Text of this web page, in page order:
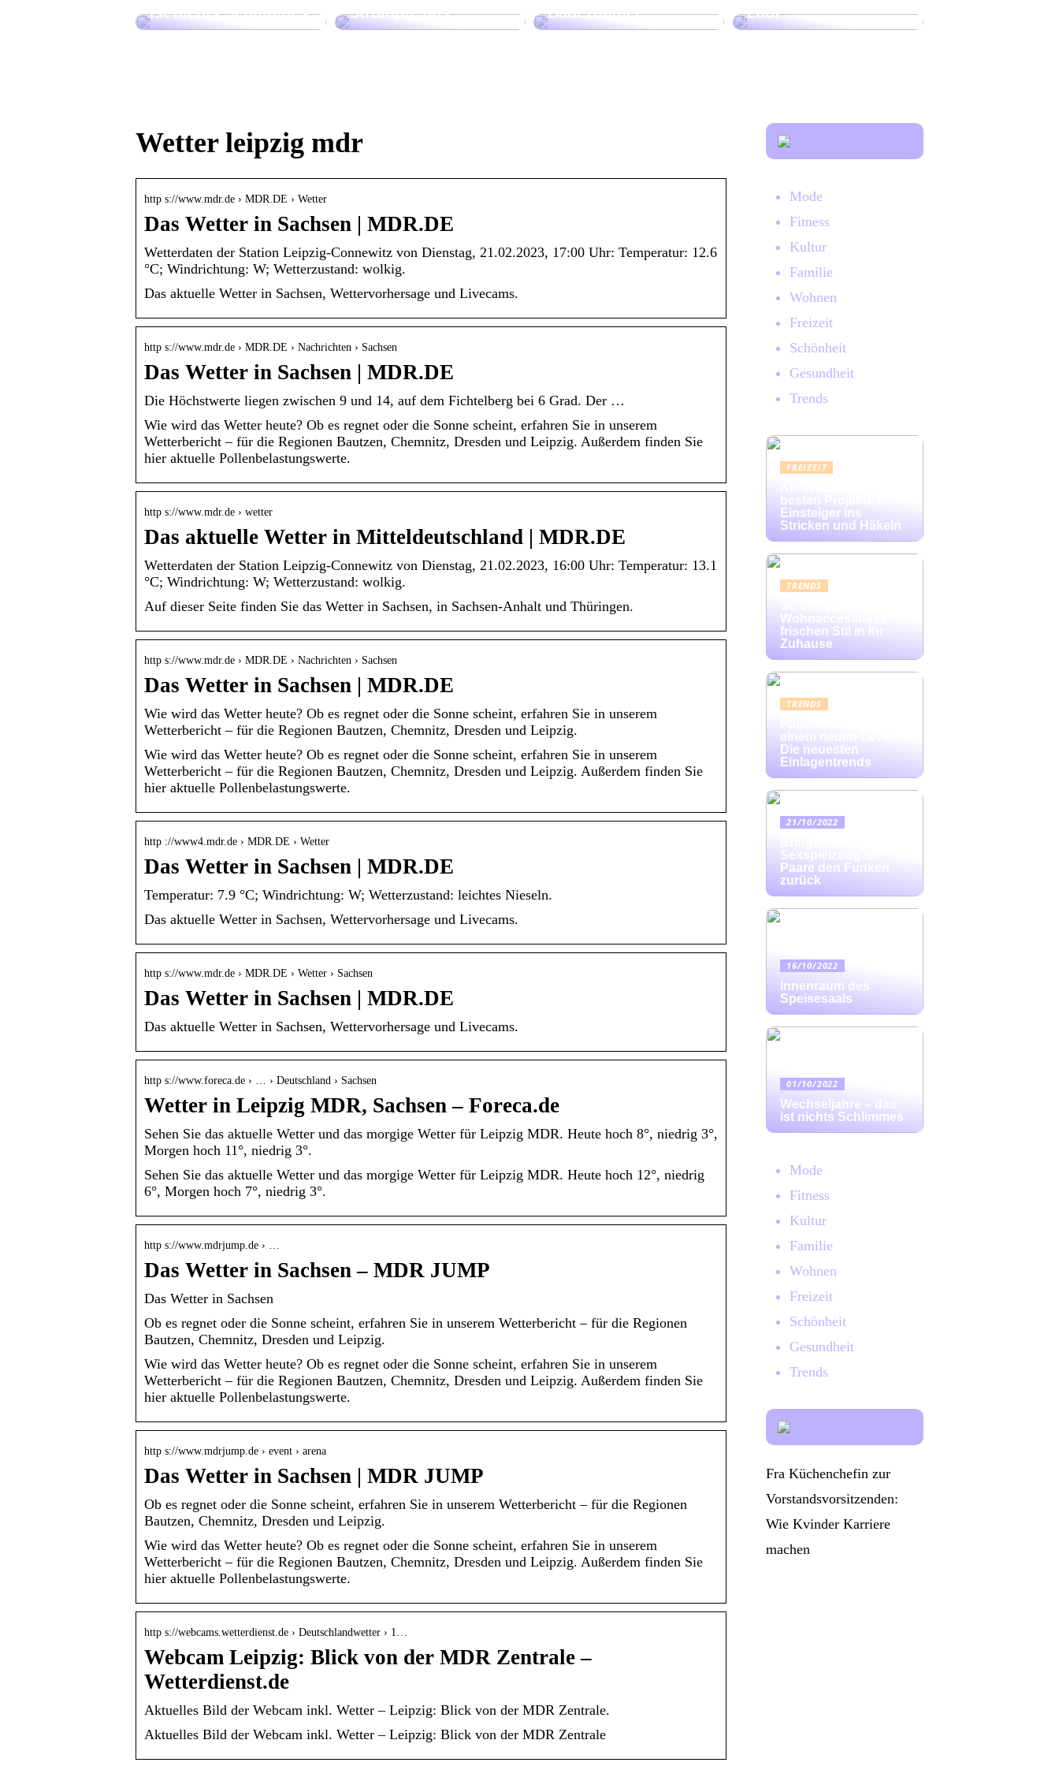
ist nichts Schlimmes
Strümpfe aus
Badezimmer
Lauf
Wetter leipzig mdr
http s://www.mdr.de › MDR.DE › Wetter
Das Wetter in Sachsen | MDR.DE
Wetterdaten der Station Leipzig-Connewitz von Dienstag, 21.02.2023, 17:00 Uhr: Temperatur: 12.6
°C; Windrichtung: W; Wetterzustand: wolkig.
Das aktuelle Wetter in Sachsen, Wettervorhersage und Livecams.
http s://www.mdr.de › MDR.DE › Nachrichten › Sachsen
Das Wetter in Sachsen | MDR.DE
Die Höchstwerte liegen zwischen 9 und 14, auf dem Fichtelberg bei 6 Grad. Der …
Wie wird das Wetter heute? Ob es regnet oder die Sonne scheint, erfahren Sie in unserem
Wetterbericht – für die Regionen Bautzen, Chemnitz, Dresden und Leipzig. Außerdem finden Sie
hier aktuelle Pollenbelastungswerte.
http s://www.mdr.de › wetter
Das aktuelle Wetter in Mitteldeutschland | MDR.DE
Wetterdaten der Station Leipzig-Connewitz von Dienstag, 21.02.2023, 16:00 Uhr: Temperatur: 13.1
°C; Windrichtung: W; Wetterzustand: wolkig.
Auf dieser Seite finden Sie das Wetter in Sachsen, in Sachsen-Anhalt und Thüringen.
http s://www.mdr.de › MDR.DE › Nachrichten › Sachsen
Das Wetter in Sachsen | MDR.DE
Wie wird das Wetter heute? Ob es regnet oder die Sonne scheint, erfahren Sie in unserem
Wetterbericht – für die Regionen Bautzen, Chemnitz, Dresden und Leipzig.
Wie wird das Wetter heute? Ob es regnet oder die Sonne scheint, erfahren Sie in unserem
Wetterbericht – für die Regionen Bautzen, Chemnitz, Dresden und Leipzig. Außerdem finden Sie
hier aktuelle Pollenbelastungswerte.
http ://www4.mdr.de › MDR.DE › Wetter
Das Wetter in Sachsen | MDR.DE
Temperatur: 7.9 °C; Windrichtung: W; Wetterzustand: leichtes Nieseln.
Das aktuelle Wetter in Sachsen, Wettervorhersage und Livecams.
http s://www.mdr.de › MDR.DE › Wetter › Sachsen
Das Wetter in Sachsen | MDR.DE
Das aktuelle Wetter in Sachsen, Wettervorhersage und Livecams.
http s://www.foreca.de › … › Deutschland › Sachsen
Wetter in Leipzig MDR, Sachsen – Foreca.de
Sehen Sie das aktuelle Wetter und das morgige Wetter für Leipzig MDR. Heute hoch 8°, niedrig 3°,
Morgen hoch 11°, niedrig 3°.
Sehen Sie das aktuelle Wetter und das morgige Wetter für Leipzig MDR. Heute hoch 12°, niedrig
6°, Morgen hoch 7°, niedrig 3°.
http s://www.mdrjump.de › …
Das Wetter in Sachsen – MDR JUMP
Das Wetter in Sachsen
Ob es regnet oder die Sonne scheint, erfahren Sie in unserem Wetterbericht – für die Regionen
Bautzen, Chemnitz, Dresden und Leipzig.
Wie wird das Wetter heute? Ob es regnet oder die Sonne scheint, erfahren Sie in unserem
Wetterbericht – für die Regionen Bautzen, Chemnitz, Dresden und Leipzig. Außerdem finden Sie
hier aktuelle Pollenbelastungswerte.
http s://www.mdrjump.de › event › arena
Das Wetter in Sachsen | MDR JUMP
Ob es regnet oder die Sonne scheint, erfahren Sie in unserem Wetterbericht – für die Regionen
Bautzen, Chemnitz, Dresden und Leipzig.
Wie wird das Wetter heute? Ob es regnet oder die Sonne scheint, erfahren Sie in unserem
Wetterbericht – für die Regionen Bautzen, Chemnitz, Dresden und Leipzig. Außerdem finden Sie
hier aktuelle Pollenbelastungswerte.
http s://webcams.wetterdienst.de › Deutschlandwetter › 1…
Webcam Leipzig: Blick von der MDR Zentrale –
Wetterdienst.de
Aktuelles Bild der Webcam inkl. Wetter – Leipzig: Blick von der MDR Zentrale.
Aktuelles Bild der Webcam inkl. Wetter – Leipzig: Blick von der MDR Zentrale
Mode
Fitness
Kultur
Familie
Wohnen
Freizeit
Schönheit
Gesundheit
Trends
FREIZEIT
besten Projekte für
Einsteiger ins
Stricken und Häkeln
TRENDS
Wohnaccessoires
frischen Stil in Ihr
Zuhause
TRENDS
einem neuen Level:
Die neuesten
Einlagentrends
21/10/2022
Sexspielzeug für
Paare den Funken
zurück
16/10/2022
Innenraum des
Speisesaals
01/10/2022
Wechseljahre – das
ist nichts Schlimmes
Mode
Fitness
Kultur
Familie
Wohnen
Freizeit
Schönheit
Gesundheit
Trends
Fra Küchenchefin zur
Vorstandsvorsitzenden:
Wie Kvinder Karriere
machen